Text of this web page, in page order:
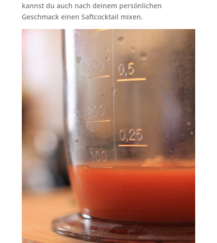
kannst du auch nach deinem persönlichen
Geschmack einen Saftcocktail mixen.